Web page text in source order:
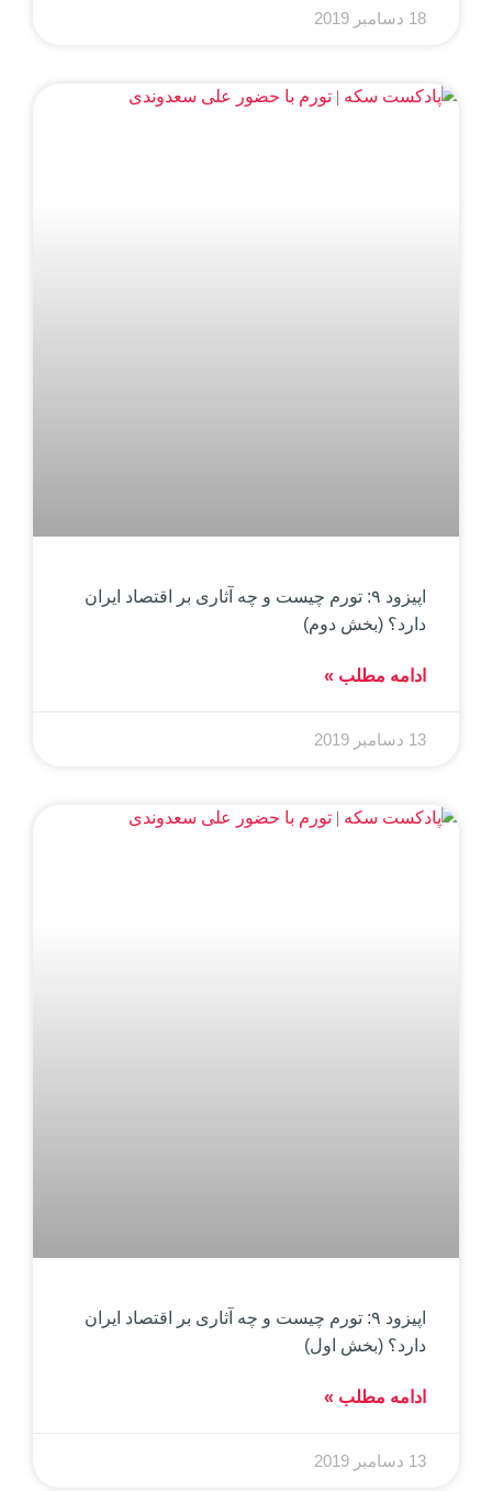
18 دسامبر 2019
اپیزود ۹: تورم چیست و چه آثاری بر اقتصاد ایران
دارد؟ (بخش دوم)
ادامه مطلب »
13 دسامبر 2019
اپیزود ۹: تورم چیست و چه آثاری بر اقتصاد ایران
دارد؟ (بخش اول)
ادامه مطلب »
13 دسامبر 2019